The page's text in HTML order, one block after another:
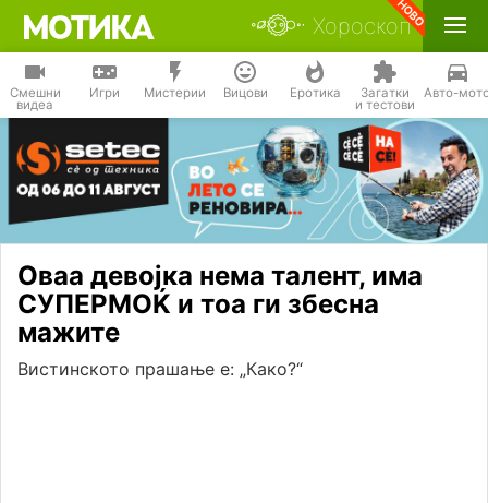
Хороскоп
Смешни
видеа
Игри Мистерии Вицови Еротика Загатки
и тестови
Авто-
Оваа девојка нема талент, има
СУПЕРМОЌ и тоа ги збесна
мажите
Вистинското прашање е: „Како?“